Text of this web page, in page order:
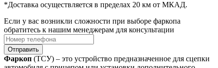
*Доставка осуществляется в пределах 20 км от МКАД.
Если у вас возникли сложности при выборе фаркопа
обратитесь к нашим менеджерам для консультации
Отправить
Фаркоп (ТСУ) – это устройство предназначенное для сцепки